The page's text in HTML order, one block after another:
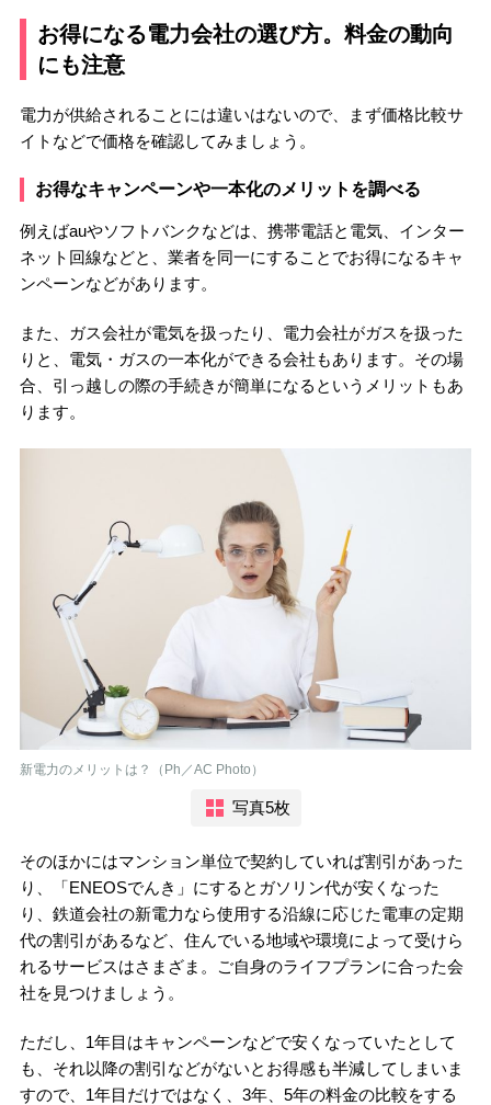
お得になる電力会社の選び方。料金の動向
にも注意
電力が供給されることには違いはないので、まず価格比較サ
イトなどで価格を確認してみましょう。
お得なキャンペーンや一本化のメリットを調べる
例えばauやソフトバンクなどは、携帯電話と電気、インター
ネット回線などと、業者を同一にすることでお得になるキャ
ンペーンなどがあります。
また、ガス会社が電気を扱ったり、電力会社がガスを扱った
りと、電気・ガスの一本化ができる会社もあります。その場
合、引っ越しの際の手続きが簡単になるというメリットもあ
ります。
新電力のメリットは？（Ph／AC Photo）
写真5枚
そのほかにはマンション単位で契約していれば割引があった
り、「ENEOSでんき」にするとガソリン代が安くなった
り、鉄道会社の新電力なら使用する沿線に応じた電車の定期
代の割引があるなど、住んでいる地域や環境によって受けら
れるサービスはさまざま。ご自身のライフプランに合った会
社を見つけましょう。
ただし、1年目はキャンペーンなどで安くなっていたとして
も、それ以降の割引などがないとお得感も半減してしまいま
すので、1年目だけではなく、3年、5年の料金の比較をする